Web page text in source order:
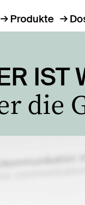
Produkte
IST
die